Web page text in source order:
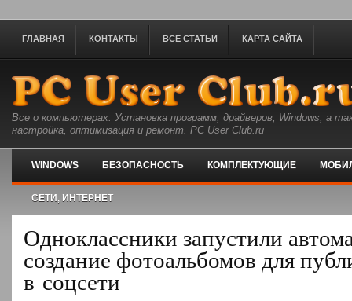
ГЛАВНАЯ КОНТАКТЫ ВСЕ СТАТЬИ КАРТА САЙТА
Все о компьютерах. Установка программ, драйверов, Windows, а
настройка, оптимизация и ремонт. PC User Club.ru
WINDOWS БЕЗОПАСНОСТЬ КОМПЛЕКТУЮЩИЕ
СЕТИ, ИНТЕРНЕТ
Одноклассники запустили
создание фотоальбомов для
в соцсети